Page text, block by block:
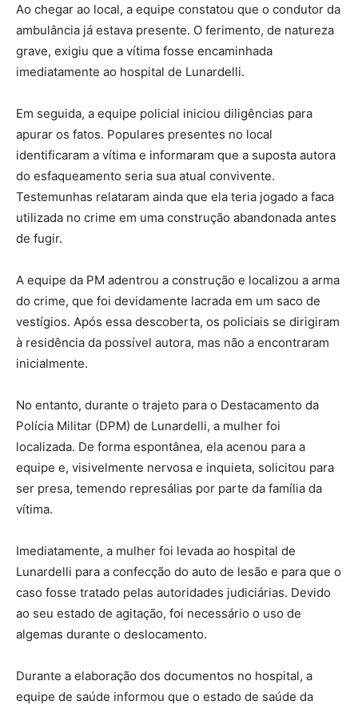
Ao chegar ao local, a equipe constatou que o condutor da
ambulância já estava presente. O ferimento, de natureza
grave, exigiu que a vítima fosse encaminhada
imediatamente ao hospital de Lunardelli.
Em seguida, a equipe policial iniciou diligências para
apurar os fatos. Populares presentes no local
identificaram a vítima e informaram que a suposta autora
do esfaqueamento seria sua atual convivente.
Testemunhas relataram ainda que ela teria jogado a faca
utilizada no crime em uma construção abandonada antes
de fugir.
A equipe da PM adentrou a construção e localizou a arma
do crime, que foi devidamente lacrada em um saco de
vestígios. Após essa descoberta, os policiais se dirigiram
à residência da possível autora, mas não a encontraram
inicialmente.
No entanto, durante o trajeto para o Destacamento da
Polícia Militar (DPM) de Lunardelli, a mulher foi
localizada. De forma espontânea, ela acenou para a
equipe e, visivelmente nervosa e inquieta, solicitou para
ser presa, temendo represálias por parte da família da
vítima.
Imediatamente, a mulher foi levada ao hospital de
Lunardelli para a confecção do auto de lesão e para que o
caso fosse tratado pelas autoridades judiciárias. Devido
ao seu estado de agitação, foi necessário o uso de
algemas durante o deslocamento.
Durante a elaboração dos documentos no hospital, a
equipe de saúde informou que o estado de saúde da